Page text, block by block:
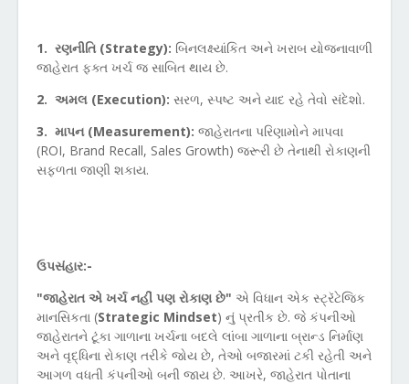
1. રણનીતિ (Strategy): બિનલક્ષ્યાંકિત અને ખરાબ યોજનાવાળી
જાહેરાત ફક્ત ખર્ચ જ સાબિત થાય છે.
2. અમલ (Execution): સરળ, સ્પષ્ટ અને યાદ રહે તેવો સંદેશો.
3. માપન (Measurement): જાહેરાતના પરિણામોને માપવા
(ROI, Brand Recall, Sales Growth) જરૂરી છે તેનાથી રોકાણની
સફળતા જાણી શકાય.
ઉપસંહાર:-
"જાહેરાત એ ખર્ચ નહીં પણ રોકાણ છે" એ વિધાન એક સ્ટ્રૅટેજિક
માનસિકતા (Strategic Mindset) નું પ્રતીક છે. જે કંપનીઓ
જાહેરાતને ટૂંકા ગાળાના ખર્ચના બદલે લાંબા ગાળાના બ્રાન્ડ નિર્માણ
અને વૃદ્ધિના રોકાણ તરીકે જોય છે, તેઓ બજારમાં ટકી રહેતી અને
આગળ વધતી કંપનીઓ બની જાય છે. આખરે, જાહેરાત પોતાના